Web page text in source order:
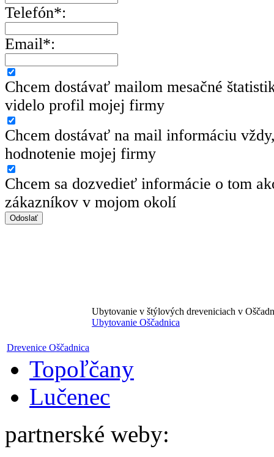
Telefón*:
Email*:
Chcem dostávať mailom mesačné
videlo profil mojej firmy
Chcem dostávať na mail informáciu
hodnotenie mojej firmy
Chcem sa dozvedieť informácie o tom
zákazníkov v mojom okolí
Drevenice Oščadnica
Ubytovanie v štýlových dreveniciach v
Ubytovanie Oščadnica
Topoľčany
Lučenec
partnerské weby: